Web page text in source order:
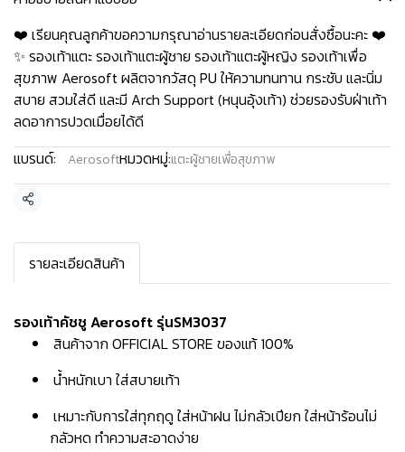
❤️ เรียนคุณลูกค้าขอความกรุณาอ่านรายละเอียดก่อนสั่งซื้อนะคะ️️ ️❤️
✨ รองเท้าแตะ รองเท้าแตะผู้ชาย รองเท้าแตะผู้หญิง รองเท้าเพื่อ
สุขภาพ Aerosoft ผลิตจากวัสดุ PU ให้ความทนทาน กระชับ และนิ่ม
สบาย สวมใส่ดี และมี Arch Support (หนุนอุ้งเท้า) ช่วยรองรับฝ่าเท้า
ลดอาการปวดเมื่อยได้ดี
แบรนด์:
Aerosoftหมวดหมู่:แตะผู้ชายเพื่อสุขภาพ
แชร์
รายละเอียดสินค้า
รองเท้าคัชชู Aerosoft รุ่นSM3037
สินค้าจาก OFFICIAL STORE ของแท้ 100%
น้ำหนักเบา ใส่สบายเท้า
เหมาะกับการใส่ทุกฤดู ใส่หน้าฝน ไม่กลัวเปียก ใส่หน้าร้อนไม่
กลัวหด ทำความสะอาดง่าย